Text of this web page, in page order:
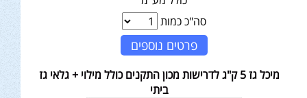
סה"כ כמות
פרטים נוספים
מיכל גז 5 ק"ג לדרישות מכון התקנים כולל מילוי + גלאי גז
ביתי